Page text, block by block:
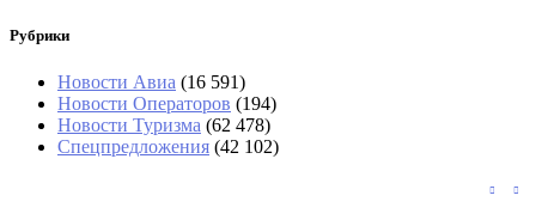
Рубрики
Новости Авиа (16 591)
Новости Операторов (194)
Новости Туризма (62 478)
Спецпредложения (42 102)